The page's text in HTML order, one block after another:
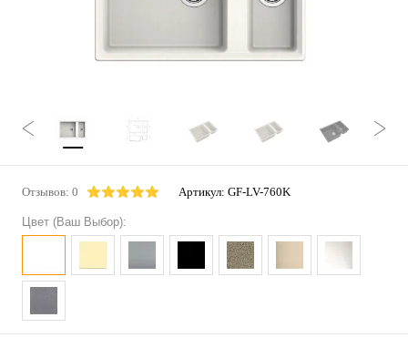
Отзывов: 0 Артикул: GF-LV-760K
Цвет (Ваш Выбор):